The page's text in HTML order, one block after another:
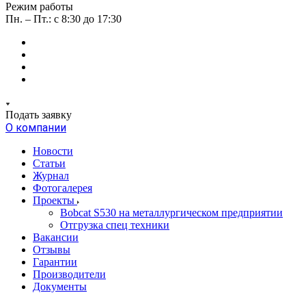
Режим работы
Пн. – Пт.: c 8:30 до 17:30
Подать заявку
О компании
Новости
Статьи
Журнал
Фотогалерея
Проекты
Bobcat S530 на металлургическом предприятии
Отгрузка спец техники
Вакансии
Отзывы
Гарантии
Производители
Документы